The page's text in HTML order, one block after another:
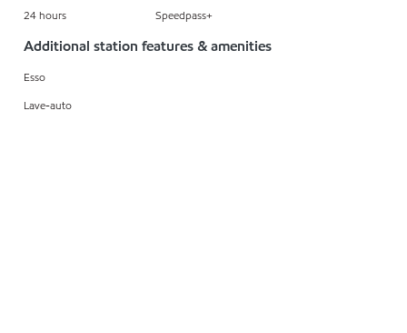
24 hours Speedpass+
Additional station features & amenities
Esso
Lave-auto